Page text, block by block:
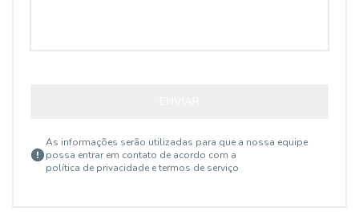
As informações serão utilizadas para que a nossa equipe
possa entrar em contato de acordo com a
política de privacidade e termos de serviço